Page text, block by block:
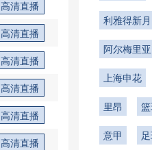
高清直播
高清直播
高清直播
高清直播
高清直播
高清直播
利雅得新月
阿尔梅里亚
上海申花
里昂
意甲